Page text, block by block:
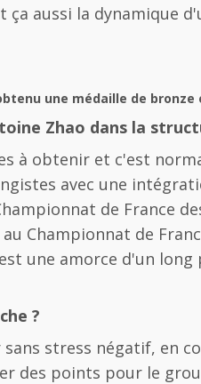
aussi la dynamique
une médaille de bronze
Zhao dans la
à obtenir et c'est
avec une
de France
Championnat de
une amorce d'un long
?
stress négatif, en
des points pour le